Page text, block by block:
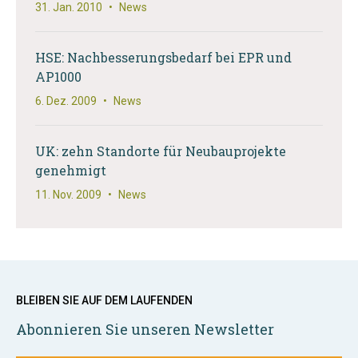
31. Jan. 2010 • News
HSE: Nachbesserungsbedarf bei EPR und
AP1000
6. Dez. 2009 • News
UK: zehn Standorte für Neubauprojekte
genehmigt
11. Nov. 2009 • News
BLEIBEN SIE AUF DEM LAUFENDEN
Abonnieren Sie unseren Newsletter